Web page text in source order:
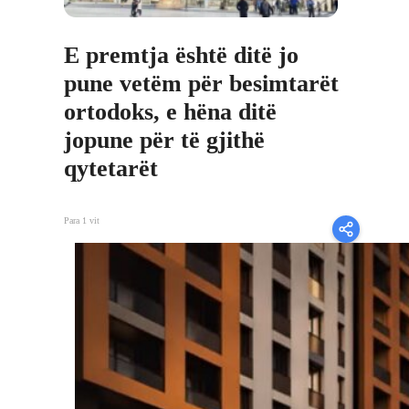
E premtja është ditë jo
pune vetëm për besimtarët
ortodoks, e hëna ditë
jopune për të gjithë
qytetarët
Para 1 vit